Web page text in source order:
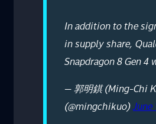
In addition to the
in supply share,
Snapdragon 8 Gen 4
— 郭明錤 (Ming-Chi
(@mingchikuo)June